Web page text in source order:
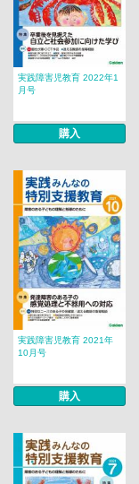
実践障害児教育 2022年1
月号
購入
実践障害児教育 2021年
10月号
購入